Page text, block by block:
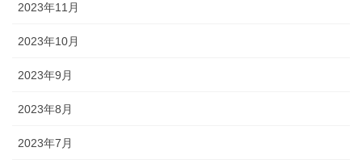
2023年11月
2023年10月
2023年9月
2023年8月
2023年7月